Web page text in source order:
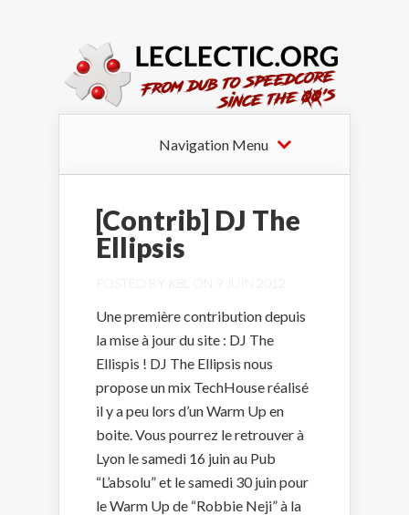
Navigation Menu
[Contrib] DJ The
Ellipsis
POSTED BY K8L ON 9 JUIN 2012
Une première contribution depuis
la mise à jour du site : DJ The
Ellispis ! DJ The Ellipsis nous
propose un mix TechHouse réalisé
il y a peu lors d’un Warm Up en
boite. Vous pourrez le retrouver à
Lyon le samedi 16 juin au Pub
“L’absolu” et le samedi 30 juin pour
le Warm Up de “Robbie Neji” à la